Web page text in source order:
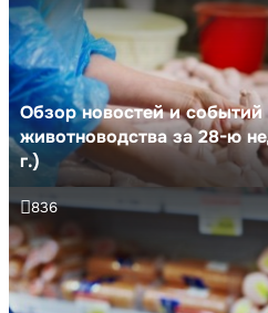
Обзор новостей и
животноводства за 28-ю
г.)
836